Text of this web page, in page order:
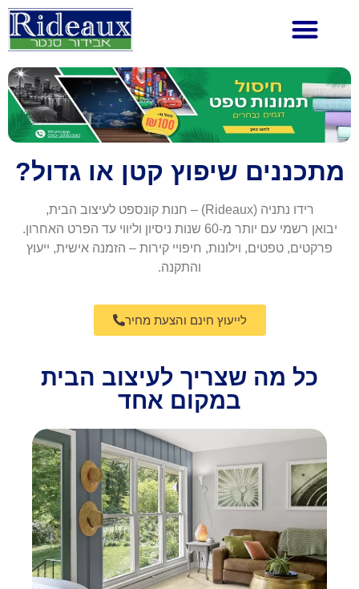
מתכננים שיפוץ קטן או גדול?
רידו נתניה (Rideaux) – חנות קונספט לעיצוב הבית,
יבואן רשמי עם יותר מ-60 שנות ניסיון וליווי עד הפרט האחרון.
פרקטים, טפטים, וילונות, חיפויי קירות – הזמנה אישית, ייעוץ
והתקנה.
לייעוץ חינם והצעת מחיר
כל מה שצריך לעיצוב הבית
במקום אחד